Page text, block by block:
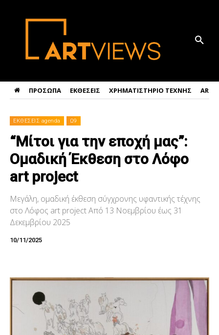
ΠΡΟΣΩΠΑ ΕΚΘΕΣΕΙΣ ΧΡΗΜΑΤΙΣΤΗΡΙΟ ΤΕΧΝΗΣ ART
ΕΚΘΕΣΕΙΣ agenda Ω9
“Μίτοι για την εποχή μας”:
Ομαδική Έκθεση στο Λόφο
art project
Μεγάλη, ομαδική έκθεση σύγχρονης υφαντικής τέχνης
στο Λόφος art project Από 13 Νοεμβρίου έως 31
Δεκεμβρίου 2025
10/11/2025